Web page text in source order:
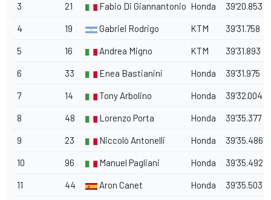
3 21 Fabio Di Giannantonio Honda 39'20.853
4 19 Gabriel Rodrigo KTM 39'31.758
5 16 Andrea Migno KTM 39'31.893
6 33 Enea Bastianini Honda 39'31.975
7 14 Tony Arbolino Honda 39'32.004
8 48 Lorenzo Porta Honda 39'35.377
9 23 Niccolò Antonelli Honda 39'35.486
10 96 Manuel Pagliani Honda 39'35.492
11 44 Aron Canet Honda 39'35.503